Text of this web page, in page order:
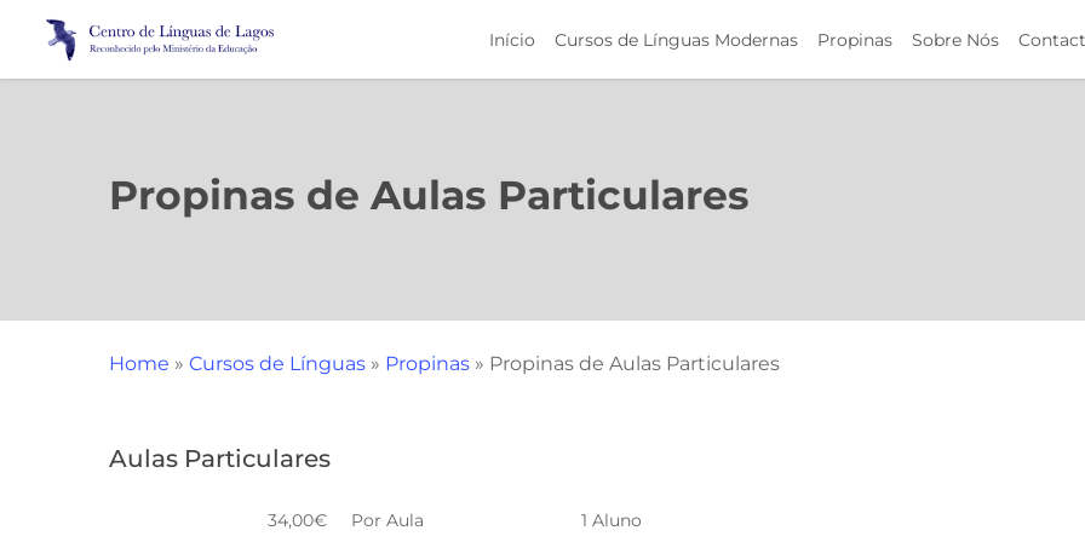
Início Cursos de Línguas Modernas Propinas Sobre Nós
Propinas de Aulas Particulares
Home » Cursos de Línguas » Propinas » Propinas de Aulas Particulares
Aulas Particulares
34,00€ Por Aula 1 Aluno